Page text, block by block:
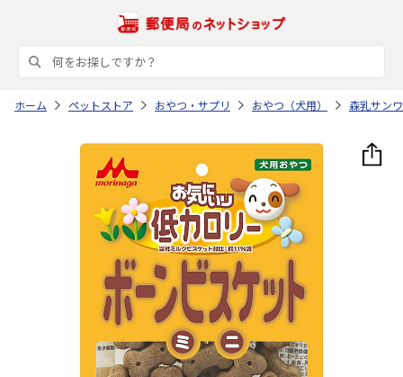
ホーム ペットストア おやつ・サプリ おやつ（犬用） 森乳サン